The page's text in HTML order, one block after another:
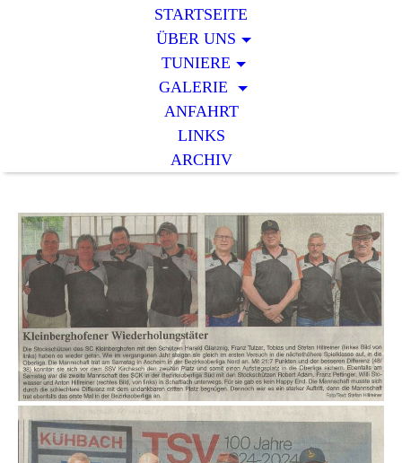
STARTSEITE
ÜBER UNS
TUNIERE
GALERIE
ANFAHRT
LINKS
ARCHIV